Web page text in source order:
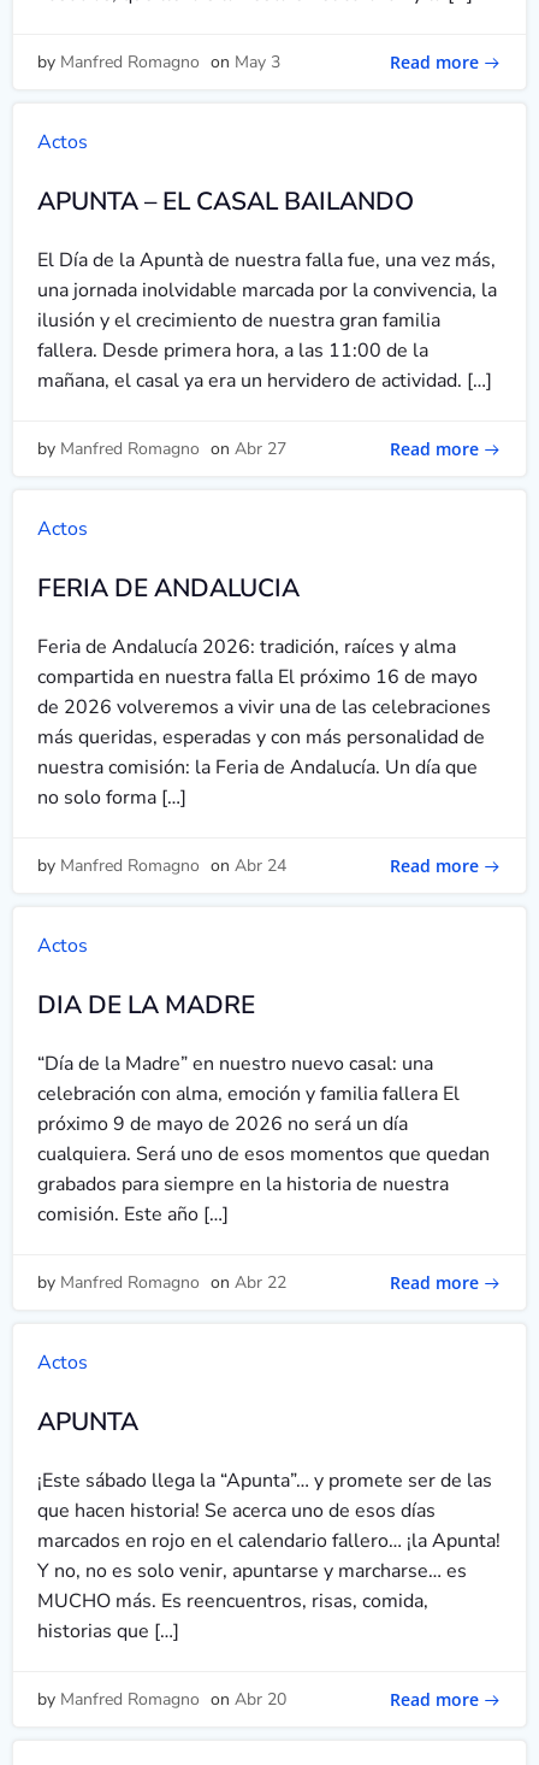
by Manfred Romagno on May 3 Read more
Actos
APUNTA – EL CASAL BAILANDO
El Día de la Apuntà de nuestra falla fue, una vez más,
una jornada inolvidable marcada por la convivencia, la
ilusión y el crecimiento de nuestra gran familia
fallera. Desde primera hora, a las 11:00 de la
mañana, el casal ya era un hervidero de actividad. […]
by Manfred Romagno on Abr 27 Read more
Actos
FERIA DE ANDALUCIA
Feria de Andalucía 2026: tradición, raíces y alma
compartida en nuestra falla El próximo 16 de mayo
de 2026 volveremos a vivir una de las celebraciones
más queridas, esperadas y con más personalidad de
nuestra comisión: la Feria de Andalucía. Un día que
no solo forma […]
by Manfred Romagno on Abr 24 Read more
Actos
DIA DE LA MADRE
“Día de la Madre” en nuestro nuevo casal: una
celebración con alma, emoción y familia fallera El
próximo 9 de mayo de 2026 no será un día
cualquiera. Será uno de esos momentos que quedan
grabados para siempre en la historia de nuestra
comisión. Este año […]
by Manfred Romagno on Abr 22 Read more
Actos
APUNTA
¡Este sábado llega la “Apunta”… y promete ser de las
que hacen historia! Se acerca uno de esos días
marcados en rojo en el calendario fallero… ¡la Apunta!
Y no, no es solo venir, apuntarse y marcharse… es
MUCHO más. Es reencuentros, risas, comida,
historias que […]
by Manfred Romagno on Abr 20 Read more